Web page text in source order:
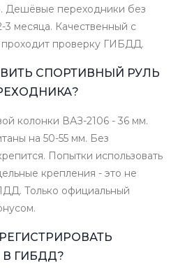
Дешёвые переходники без
3 месяца. Качественный с
проходит проверку ГИБДД.
СПОРТИВНЫЙ РУЛЬ
колонки ВАЗ-2106 - 36 мм.
на 50-55 мм. Без
Попытки использовать
крепления - это не
Только официальный
ГИБДД?